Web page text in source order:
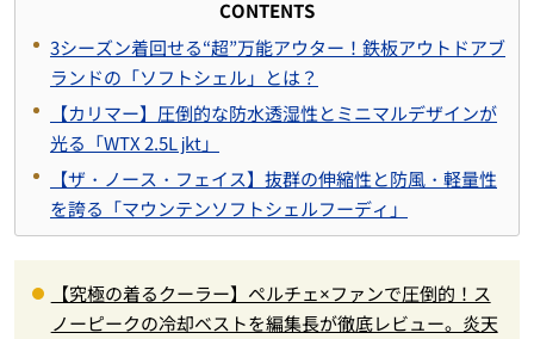
CONTENTS
3シーズン着回せる“超”万能アウター！鉄板アウトドアブ
ランドの「ソフトシェル」とは？
【カリマー】圧倒的な防水透湿性とミニマルデザインが
光る「WTX 2.5L jkt」
【ザ・ノース・フェイス】抜群の伸縮性と防風・軽量性
を誇る「マウンテンソフトシェルフーディ」
【究極の着るクーラー】ペルチェ×ファンで圧倒的！ス
ノーピークの冷却ベストを編集長が徹底レビュー。炎天